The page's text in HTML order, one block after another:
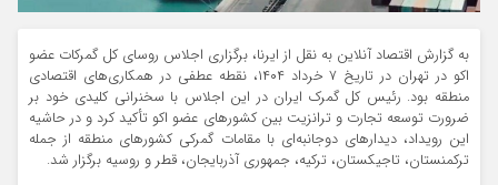
به گزارش اقتصاد آنلاین به نقل از ایرنا، برگزاری اجلاس روسای کل گمرکات عضو
اکو در تهران در تاریخ ۷ خرداد ۱۴۰۴، نقطه عطفی در همکاری‌های اقتصادی
منطقه بود. رئیس کل گمرک ایران در این اجلاس با سخنرانی کلیدی خود بر
ضرورت توسعه تجارت و ترانزیت بین کشورهای عضو اکو تأکید کرد و در حاشیه
این رویداد، دیدارهای دوجانبه‌ای با مقامات گمرکی کشورهای منطقه از جمله
ترکمنستان، تاجیکستان، ترکیه، جمهوری آذربایجان، قطر و روسیه برگزار شد.